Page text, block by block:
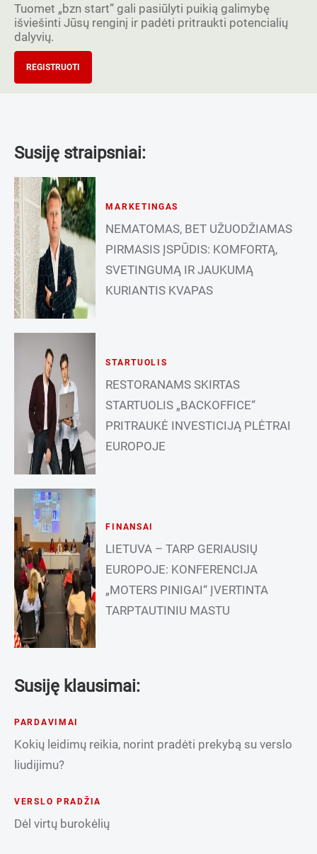
Tuomet „bzn start” gali pasiūlyti puikią galimybę
išviešinti Jūsų renginį ir padėti pritraukti potencialių
dalyvių.
REGISTRUOTI
Susiję straipsniai:
MARKETINGAS
NEMATOMAS, BET UŽUODŽIAMAS
PIRMASIS ĮSPŪDIS: KOMFORTĄ,
SVETINGUMĄ IR JAUKUMĄ
KURIANTIS KVAPAS
STARTUOLIS
RESTORANAMS SKIRTAS
STARTUOLIS „BACKOFFICE“
PRITRAUKĖ INVESTICIJĄ PLĖTRAI
EUROPOJE
FINANSAI
LIETUVA – TARP GERIAUSIŲ
EUROPOJE: KONFERENCIJA
„MOTERS PINIGAI“ ĮVERTINTA
TARPTAUTINIU MASTU
Susiję klausimai:
PARDAVIMAI
Kokių leidimų reikia, norint pradėti prekybą su verslo
liudijimu?
VERSLO PRADŽIA
Dėl virtų burokėlių